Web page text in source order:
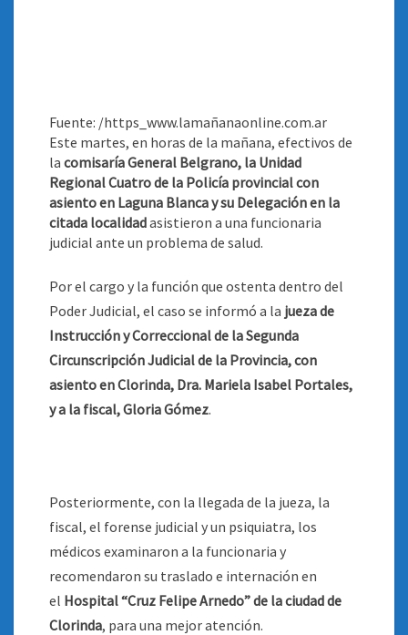
Fuente: /https_www.lamañanaonline.com.ar
Este martes, en horas de la mañana, efectivos de
la comisaría General Belgrano, la Unidad
Regional Cuatro de la Policía provincial con
asiento en Laguna Blanca y su Delegación en la
citada localidadasistieron a una funcionaria
judicial ante un problema de salud.
Por el cargo y la función que ostenta dentro del
Poder Judicial, el caso se informó a la jueza de
Instrucción y Correccional de la Segunda
Circunscripción Judicial de la Provincia, con
asiento en Clorinda, Dra. Mariela Isabel Portales,
y a la fiscal, Gloria Gómez.
Posteriormente, con la llegada de la jueza, la
fiscal, el forense judicial y un psiquiatra, los
médicos examinaron a la funcionaria y
recomendaron su traslado e internación en
el Hospital “Cruz Felipe Arnedo” de la ciudad de
Clorinda, para una mejor atención.